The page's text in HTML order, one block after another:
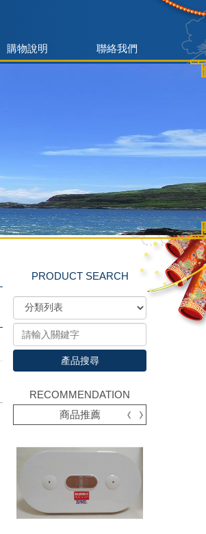
購物說明 聯絡我們
PRODUCT SEARCH
產品搜尋
RECOMMENDATION
商品推薦